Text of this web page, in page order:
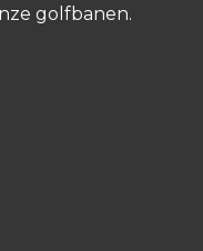
staat. Of het
maat
golfbanen.